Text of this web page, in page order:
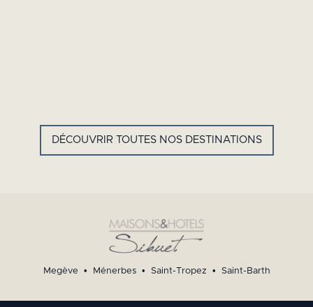
DÉCOUVRIR TOUTES NOS DESTINATIONS
Megève • Ménerbes• Saint-Tropez • Saint-Barth